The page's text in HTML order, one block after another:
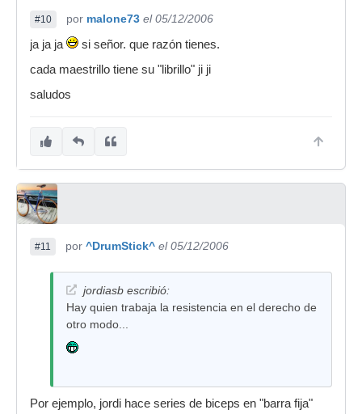
#10 por malone73 el 05/12/2006
ja ja ja
si señor. que razón tienes.
cada maestrillo tiene su "librillo" ji ji
saludos
#11 por ^DrumStick^ el 05/12/2006
jordiasb escribió:
Hay quien trabaja la resistencia en el derecho de
otro modo...
Por ejemplo, jordi hace series de biceps en "barra fija"